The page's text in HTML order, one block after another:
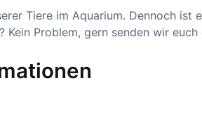
Tiere im Aquarium. Dennoch
Kein Problem, gern senden wir